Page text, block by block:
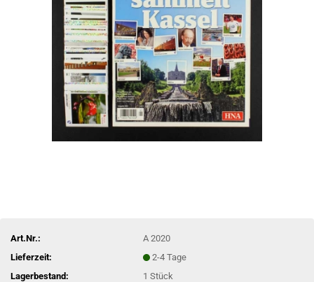
Art.Nr.:
A 2020
Lieferzeit:
2-4 Tage
Lagerbestand:
1Stück